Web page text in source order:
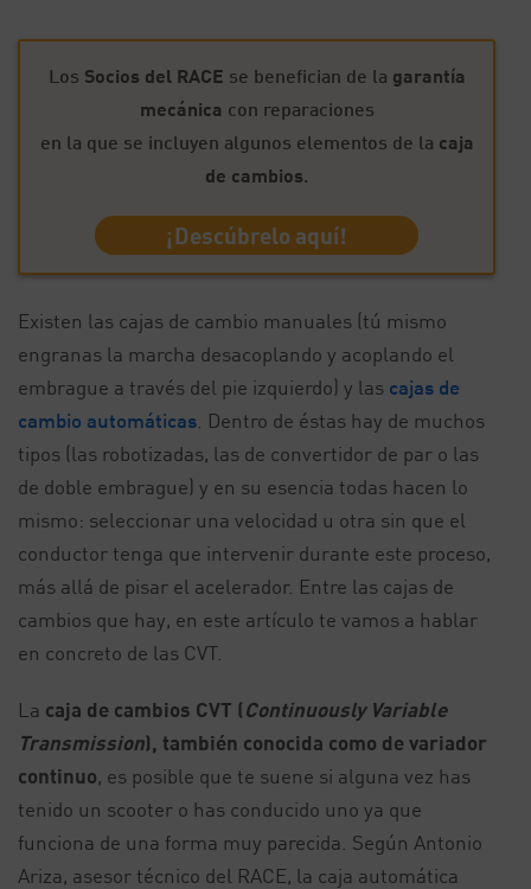
Los Socios del RACE se benefician de la garantía
mecánica con reparaciones
en la que se incluyen algunos elementos de la caja
de cambios.
¡Descúbrelo aquí!
Existen las cajas de cambio manuales (tú mismo
engranas la marcha desacoplando y acoplando el
embrague a través del pie izquierdo) y las cajas de
cambio automáticas . Dentro de éstas hay de muchos
tipos (las robotizadas, las de convertidor de par o las
de doble embrague) y en su esencia todas hacen lo
mismo: seleccionar una velocidad u otra sin que el
conductor tenga que intervenir durante este proceso,
más allá de pisar el acelerador. Entre las cajas de
cambios que hay, en este artículo te vamos a hablar
en concreto de las CVT.
La caja de cambios CVT (Continuously Variable
Transmission), también conocida como de variador
continuo, es posible que te suene si alguna vez has
tenido un scooter o has conducido uno ya que
funciona de una forma muy parecida. Según Antonio
Ariza, asesor técnico del RACE, la caja automática